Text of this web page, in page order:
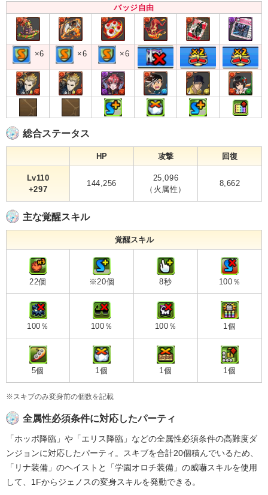
バッジ自由
×6 ×6 ×6
総合ステータス
HP 攻撃 回復
Lv110
+297
144,256
25,096
（火属性）
8,662
主な覚醒スキル
覚醒スキル
22個 ※20個 8秒 100％
100％ 100％ 100％ 1個
5個 1個 1個 1個
※スキブのみ変身前の個数を記載
全属性必須条件に対応したパーティ
「ホッポ降臨」や「エリス降臨」などの全属性必須条件の高難度ダ
ンジョンに対応したパーティ。スキブを合計20個積んでいるため、
「リナ装備」のヘイストと「学園オロチ装備」の威嚇スキルを使用
して、1Fからジェノスの変身スキルを発動できる。